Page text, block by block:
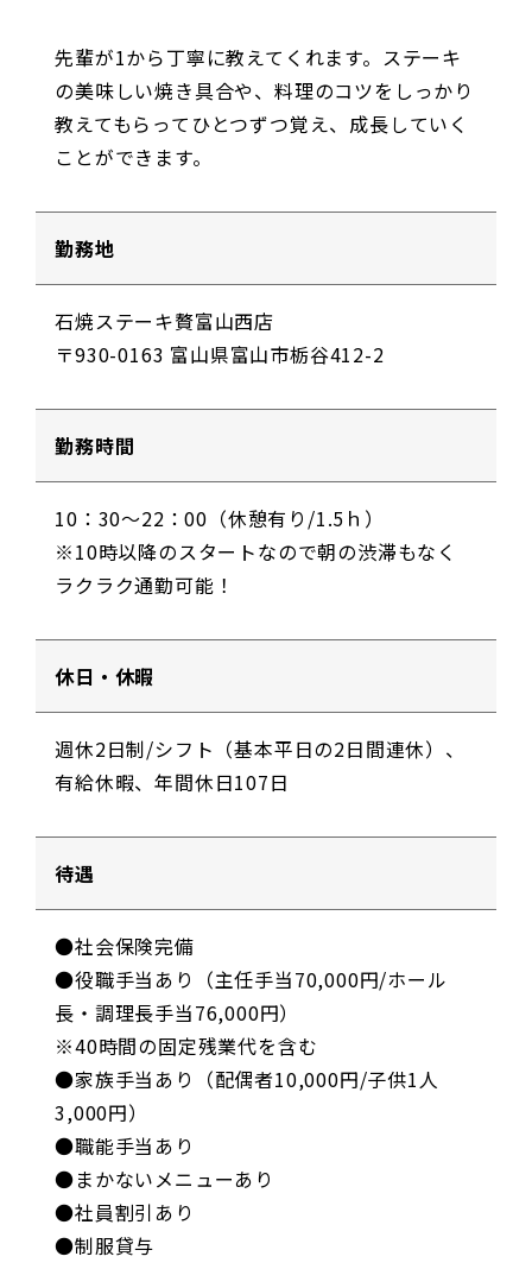
先輩が1から丁寧に教えてくれます。ステーキ
の美味しい焼き具合や、料理のコツをしっかり
教えてもらってひとつずつ覚え、成長していく
ことができます。
勤務地
石焼ステーキ贅富山西店
〒930-0163 富山県富山市栃谷412-2
勤務時間
10：30～22：00（休憩有り/1.5ｈ）
※10時以降のスタートなので朝の渋滞もなく
ラクラク通勤可能！
休日・休暇
週休2日制/シフト（基本平日の2日間連休）、
有給休暇、年間休日107日
待遇
●社会保険完備
●役職手当あり（主任手当70,000円/ホール
長・調理長手当76,000円）
※40時間の固定残業代を含む
●家族手当あり（配偶者10,000円/子供1人
3,000円）
●職能手当あり
●まかないメニューあり
●社員割引あり
●制服貸与